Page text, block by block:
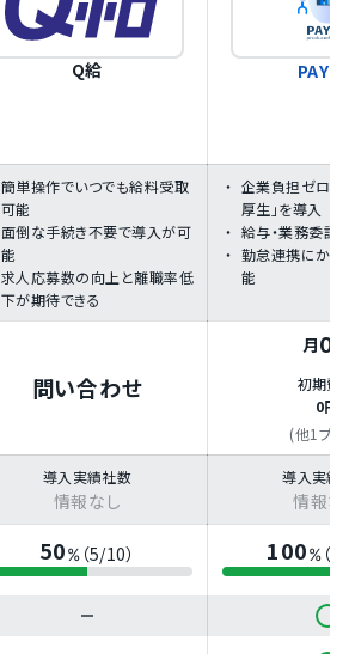
Q給
簡単操作でいつでも給料受取
可能
面倒な手続き不要で導入が可
能
求人応募数の向上と離職率低
下が期待できる
企業負担ゼロで
厚生」を導入
給与・業務委託
勤怠連携にかか
能
問い合わせ
月0
初期費
0円
(他1プラ
導入実績社数
情報なし
導入実績
情報な
50% （5/10） 100% （